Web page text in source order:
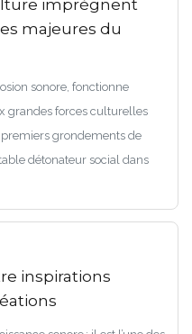
imprègnent
majeures du
sonore, fonctionne
grandes forces culturelles
premiers grondements de
détonateur social dans
inspirations